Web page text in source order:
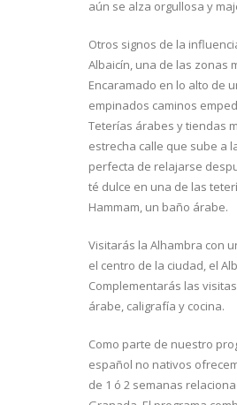
aún se alza orgullosa y
Otros signos de la
Albaicín, una de las zonas
Encaramado en lo alto de
empinados caminos
Teterías árabes y tiendas
estrecha calle que sube a
perfecta de relajarse
té dulce en una de las
Hammam, un baño árabe.
Visitarás la Alhambra con
el centro de la ciudad, el
Complementarás las
árabe, caligrafía y cocina.
Como parte de nuestro
español no nativos
de 1 ó 2 semanas